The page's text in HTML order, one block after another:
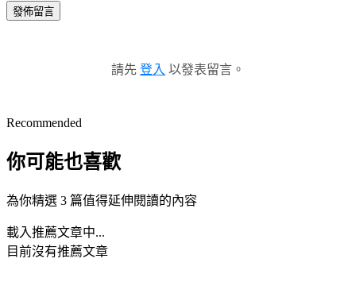
發佈留言
請先 登入 以發表留言。
Recommended
你可能也喜歡
為你精選 3 篇值得延伸閱讀的內容
載入推薦文章中...
目前沒有推薦文章